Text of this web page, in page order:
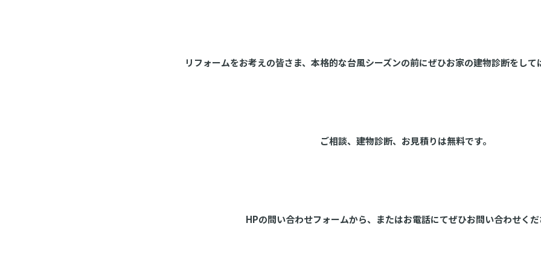
リフォームをお考えの皆さま、本格的な台風シーズンの前にぜひお家の建物診断をして
ご相談、建物診断、お見積りは無料です。
HPの問い合わせフォームから、またはお電話にてぜひお問い合わせく